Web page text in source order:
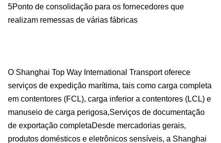
5Ponto de consolidação para os fornecedores que
realizam remessas de várias fábricas
O Shanghai Top Way International Transport oferece
serviços de expedição marítima, tais como carga completa
em contentores (FCL), carga inferior a contentores (LCL) e
manuseio de carga perigosa,Serviços de documentação
de exportação completaDesde mercadorias gerais,
produtos domésticos e eletrônicos sensíveis, a Shanghai